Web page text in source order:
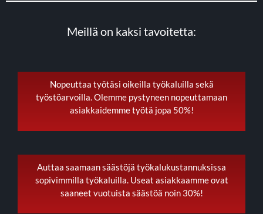
Meillä on kaksi tavoitetta:
Nopeuttaa työtäsi oikeilla työkaluilla sekä
työstöarvoilla. Olemme pystyneen nopeuttamaan
asiakkaidemme työtä jopa 50%!
Auttaa saamaan säästöjä työkalukustannuksissa
sopivimmilla työkaluilla. Useat asiakkaamme ovat
saaneet vuotuista säästöä noin 30%!